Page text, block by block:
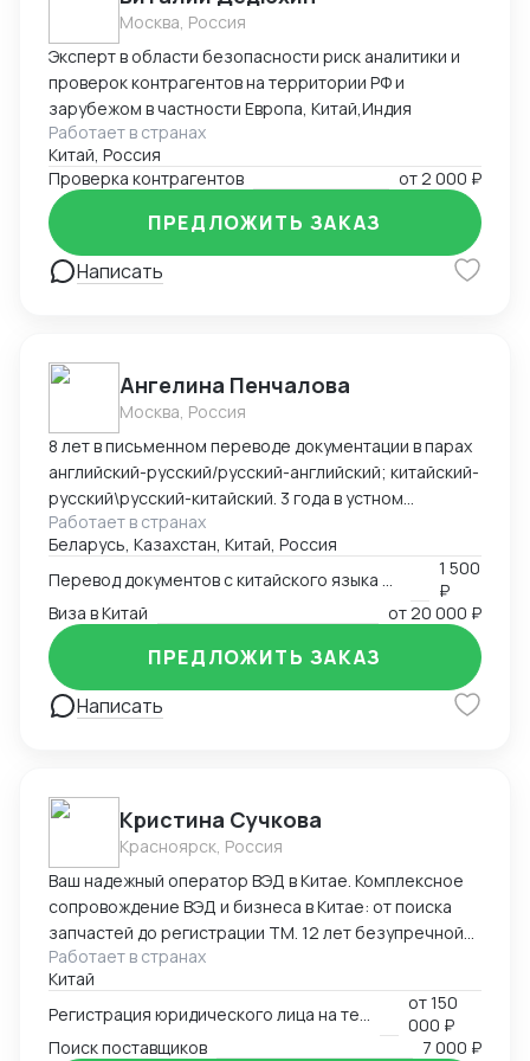
Москва, Россия
Эксперт в области безопасности риск аналитики и
проверок контрагентов на территории РФ и
зарубежом в частности Европа, Китай,Индия
Работает в странах
Китай, Россия
Проверка контрагентов
от2 000 ₽
Написать
ПРЕДЛОЖИТЬ ЗАКАЗ
Ангелина Пенчалова
Москва, Россия
8 лет в письменном переводе документации в парах
английский-русский/русский-английский; китайский-
русский\русский-китайский. 3 года в устном
переводе в паре китайский-русский\русский-
китайский.
Работает в странах
Беларусь, Казахстан, Китай, Россия
1 500
₽
Виза в Китай
от20 000 ₽
Написать
ПРЕДЛОЖИТЬ ЗАКАЗ
Кристина Сучкова
Красноярск, Россия
Ваш надежный оператор ВЭД в Китае. Комплексное
сопровождение ВЭД и бизнеса в Китае: от поиска
запчастей до регистрации ТМ. 12 лет безупречной
логистики. Опыт и специализация: * 12 лет в ВЭД:
Глубокое понимание китайского рынка и
юридических тонкостей. * Профильные поставки:
Экспертиза в категориях: автозапчасти,
Работает в странах
Китай
от150
000 ₽
Поиск поставщиков
7 000 ₽